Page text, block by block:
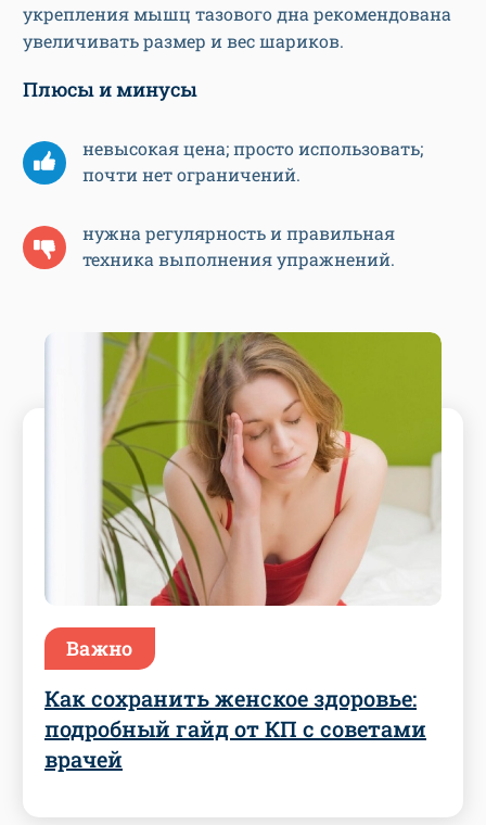
укрепления мышц тазового дна рекомендована
увеличивать размер и вес шариков.
Плюсы и минусы
невысокая цена; просто использовать;
почти нет ограничений.
нужна регулярность и правильная
техника выполнения упражнений.
Важно
Как сохранить женское здоровье:
подробный гайд от КП с советами
врачей